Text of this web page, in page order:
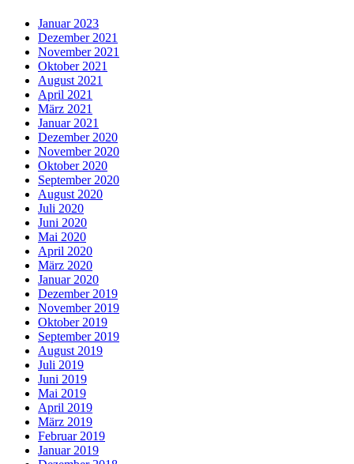
Januar 2023
Dezember 2021
November 2021
Oktober 2021
August 2021
April 2021
März 2021
Januar 2021
Dezember 2020
November 2020
Oktober 2020
September 2020
August 2020
Juli 2020
Juni 2020
Mai 2020
April 2020
März 2020
Januar 2020
Dezember 2019
November 2019
Oktober 2019
September 2019
August 2019
Juli 2019
Juni 2019
Mai 2019
April 2019
März 2019
Februar 2019
Januar 2019